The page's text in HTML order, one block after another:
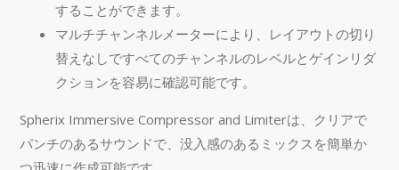
することができます。
マルチチャンネルメーターにより、レイアウトの切り
替えなしですべてのチャンネルのレベルとゲインリダ
クションを容易に確認可能です。
Spherix Immersive Compressor and Limiterは、クリアで
パンチのあるサウンドで、没入感のあるミックスを簡単か